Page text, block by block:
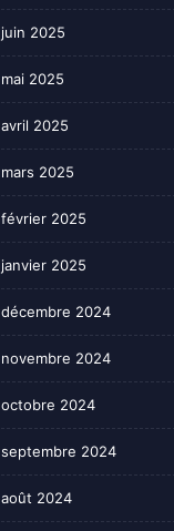
juin 2025
mai 2025
avril 2025
mars 2025
février 2025
janvier 2025
décembre 2024
novembre 2024
octobre 2024
septembre 2024
août 2024